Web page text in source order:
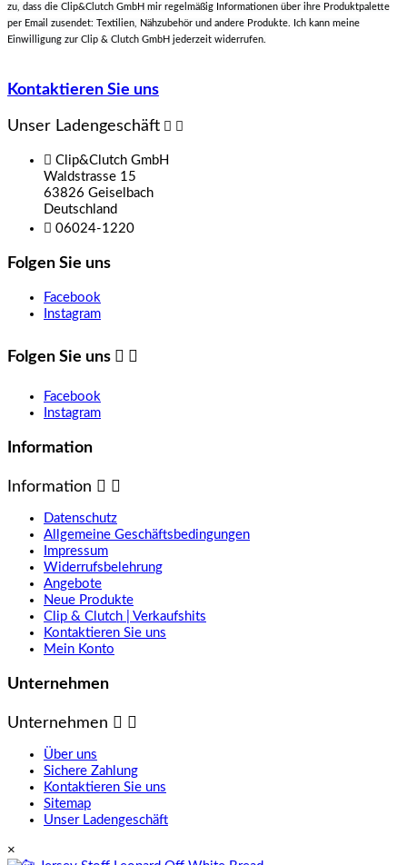
zu, dass die Clip&Clutch GmbH mir regelmäßig Informationen über ihre Produktpalette
per Email zusendet: Textilien, Nähzubehör und andere Produkte. Ich kann meine
Einwilligung zur Clip & Clutch GmbH jederzeit widerrufen.
Kontaktieren Sie uns
Unser Ladengeschäft  
 Clip&Clutch GmbH
Waldstrasse 15
63826 Geiselbach
Deutschland
 06024-1220
Folgen Sie uns
Facebook
Instagram
Folgen Sie uns  
Facebook
Instagram
Information
Information
Datenschutz
Allgemeine Geschäftsbedingungen
Impressum
Widerrufsbelehrung
Angebote
Neue Produkte
Clip & Clutch | Verkaufshits
Kontaktieren Sie uns
Mein Konto
Unternehmen
Unternehmen
Über uns
Sichere Zahlung
Kontaktieren Sie uns
Sitemap
Unser Ladengeschäft
×